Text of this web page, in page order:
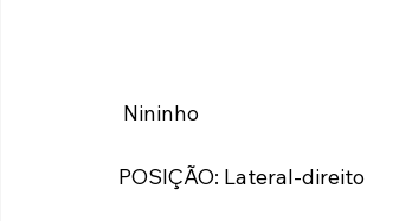
Nininho
POSIÇÃO: Lateral-direito